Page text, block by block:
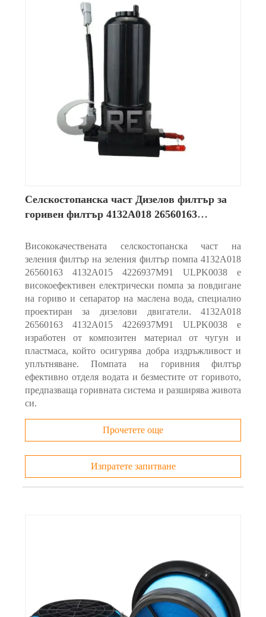
Селскостопанска част Дизелов филтър за
горивен филтър 4132A018 26560163
Висококачествената селскостопанска част на
зеления филтър на зеления филтър помпа 4132A018
26560163 4132A015 4226937M91 ULPK0038 е
високоефективен електрически помпа за повдигане
на гориво и сепаратор на маслена вода, специално
проектиран за дизелови двигатели. 4132A018
26560163 4132A015 4226937M91 ULPK0038 е
изработен от композитен материал от чугун и
пластмаса, който осигурява добра издръжливост и
уплътняване. Помпата на горивния филтър
ефективно отделя водата и безместите от горивото,
предпазваща горивната система и разширява живота
си.
Прочетете още
Изпратете запитване